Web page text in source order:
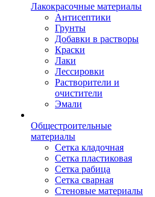
Лакокрасочные материалы
Антисептики
Грунты
Добавки в растворы
Краски
Лаки
Лессировки
Растворители и
очистители
Эмали
Общестроительные
материалы
Сетка кладочная
Сетка пластиковая
Сетка рабица
Сетка сварная
Стеновые материалы